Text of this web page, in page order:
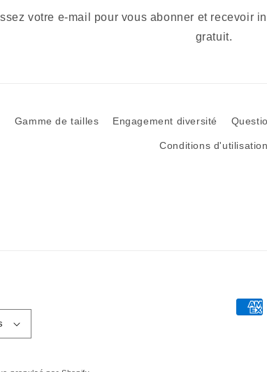
votre e-mail pour vous abonner et recevoir
gratuit.
Gamme de tailles Engagement diversité
Conditions d'utilisation
Moyens